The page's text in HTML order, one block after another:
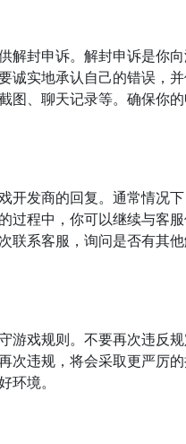
解封申诉。解封申诉是你
诚实地承认自己的错误，
图、聊天记录等。确保你
开发商的回复。通常情况
过程中，你可以继续与客
系客服，询问是否有其他
游戏规则。不要再次违反
次违规，将会采取更严厉
环境。